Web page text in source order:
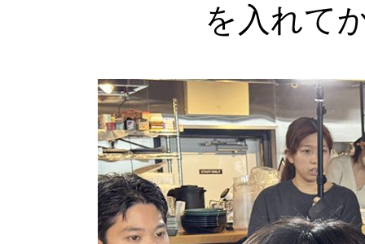
を入れて